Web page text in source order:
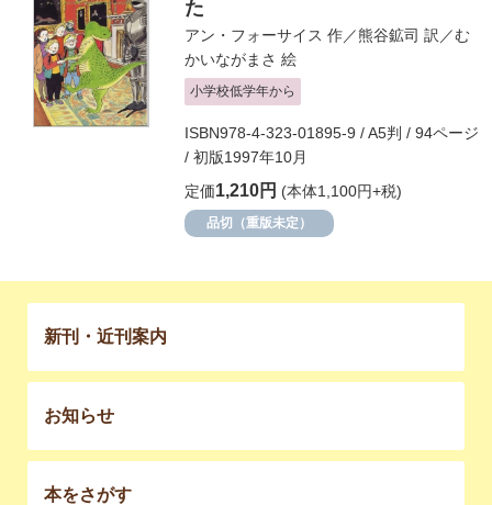
た
アン・フォーサイス 作／熊谷鉱司 訳／む
かいながまさ 絵
小学校低学年から
ISBN978-4-323-01895-9 / A5判 / 94ページ
/ 初版1997年10月
定価1,210円 (本体1,100円+税)
品切（重版未定）
新刊・近刊案内
お知らせ
本をさがす